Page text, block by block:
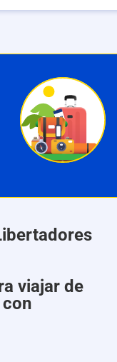
viajar de